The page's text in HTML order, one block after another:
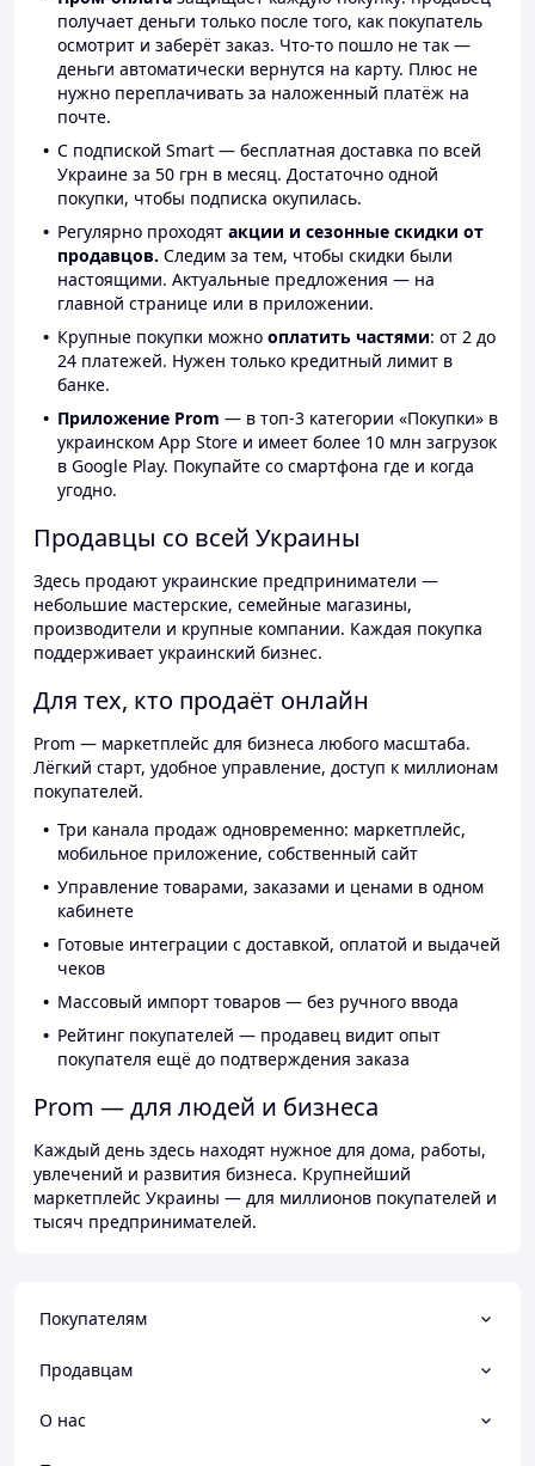
получает деньги только после того, как покупатель
осмотрит и заберёт заказ. Что-то пошло не так —
деньги автоматически вернутся на карту. Плюс не
нужно переплачивать за наложенный платёж на
почте.
С подпиской Smart — бесплатная доставка по всей
Украине за 50 грн в месяц. Достаточно одной
покупки, чтобы подписка окупилась.
Регулярно проходят акции и сезонные скидки от
продавцов. Следим за тем, чтобы скидки были
настоящими. Актуальные предложения — на
главной странице или в приложении.
Крупные покупки можно оплатить частями: от 2 до
24 платежей. Нужен только кредитный лимит в
банке.
Приложение Prom — в топ-3 категории «Покупки» в
украинском App Store и имеет более 10 млн загрузок
в Google Play. Покупайте со смартфона где и когда
угодно.
Продавцы со всей Украины
Здесь продают украинские предприниматели —
небольшие мастерские, семейные магазины,
производители и крупные компании. Каждая покупка
поддерживает украинский бизнес.
Для тех, кто продаёт онлайн
Prom — маркетплейс для бизнеса любого масштаба.
Лёгкий старт, удобное управление, доступ к миллионам
покупателей.
Три канала продаж одновременно: маркетплейс,
мобильное приложение, собственный сайт
Управление товарами, заказами и ценами в одном
кабинете
Готовые интеграции с доставкой, оплатой и выдачей
чеков
Массовый импорт товаров — без ручного ввода
Рейтинг покупателей — продавец видит опыт
покупателя ещё до подтверждения заказа
Prom — для людей и бизнеса
Каждый день здесь находят нужное для дома, работы,
увлечений и развития бизнеса. Крупнейший
маркетплейс Украины — для миллионов покупателей и
тысяч предпринимателей.
Покупателям
Продавцам
О нас